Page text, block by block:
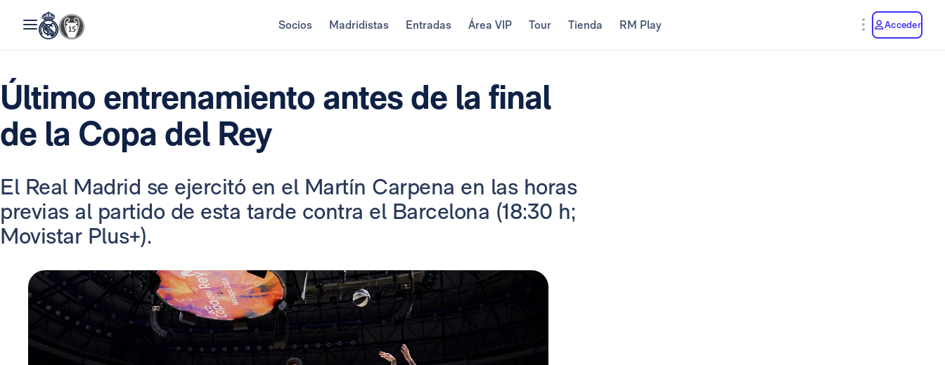
Socios Madridistas Entradas Área VIP Tour Tienda RM Play Acceder
Último entrenamiento antes de la final
de la Copa del Rey
El Real Madrid se ejercitó en el Martín Carpena en las horas
previas al partido de esta tarde contra el Barcelona (18:30 h;
Movistar Plus+).